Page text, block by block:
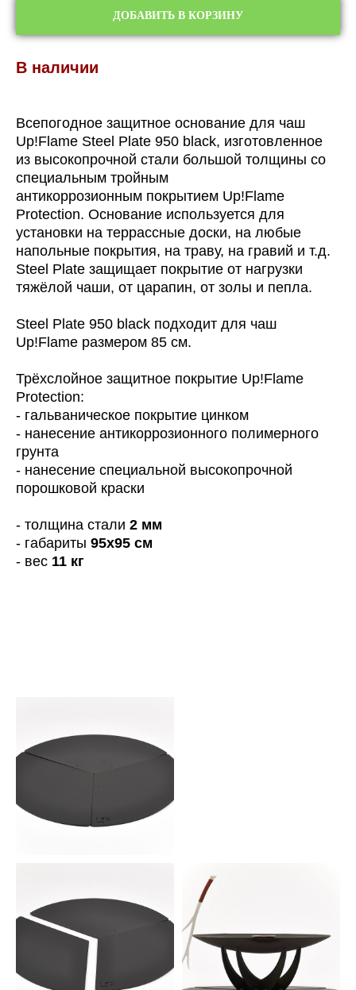
ДОБАВИТЬ В КОРЗИНУ
В наличии
Всепогодное защитное основание для чаш
Up!Flame Steel Plate 950 black, изготовленное
из высокопрочной стали большой толщины со
специальным тройным
антикоррозионным покрытием Up!Flame
Protection. Основание используется для
установки на террассные доски, на любые
напольные покрытия, на траву, на гравий и т.д.
Steel Plate защищает покрытие от нагрузки
тяжёлой чаши, от царапин, от золы и пепла.
Steel Plate 950 black подходит для чаш
Up!Flame размером 85 см.
Трёхслойное защитное покрытие Up!Flame
Protection:
- гальваническое покрытие цинком
- нанесение антикоррозионного полимерного
грунта
- нанесение специальной высокопрочной
порошковой краски
- толщина стали 2 мм
- габариты 95x95 см
- вес 11 кг